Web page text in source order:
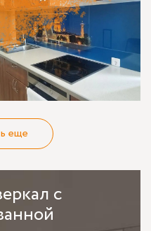
еще
с